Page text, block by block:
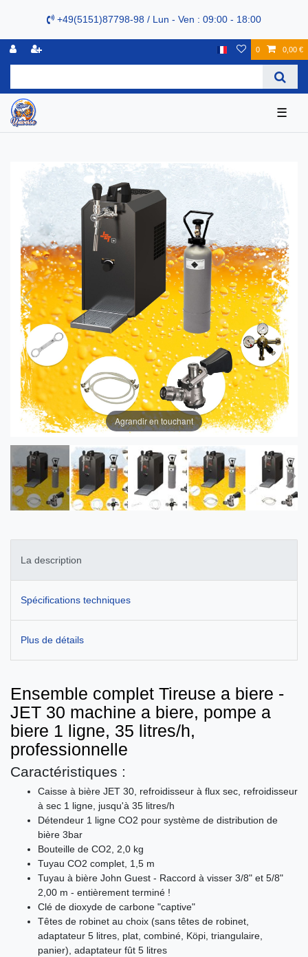
+49(5151)87798-98 / Lun - Ven : 09:00 - 18:00
0 0,00 €
☰
Agrandir en touchant
La description
Spécifications techniques
Plus de détails
Ensemble complet Tireuse a biere -
JET 30 machine a biere, pompe a
biere 1 ligne, 35 litres/h,
professionnelle
Caractéristiques :
Caisse à bière JET 30, refroidisseur à flux sec, refroidisseur
à sec 1 ligne, jusqu'à 35 litres/h
Détendeur 1 ligne CO2 pour système de distribution de
bière 3bar
Bouteille de CO2, 2,0 kg
Tuyau CO2 complet, 1,5 m
Tuyau à bière John Guest - Raccord à visser 3/8" et 5/8"
2,00 m - entièrement terminé !
Clé de dioxyde de carbone "captive"
Têtes de robinet au choix (sans têtes de robinet,
adaptateur 5 litres, plat, combiné, Köpi, triangulaire,
panier), adaptateur fût 5 litres